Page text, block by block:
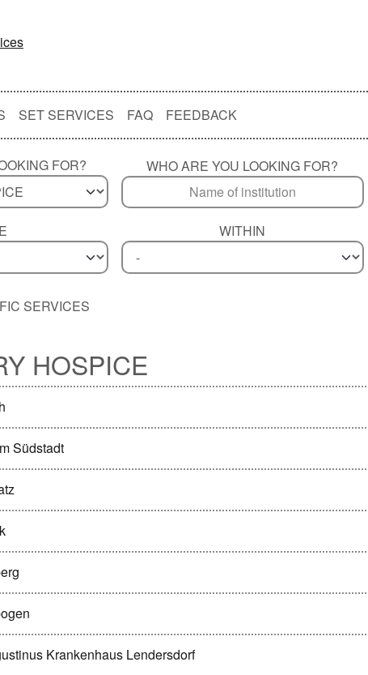
SET SERVICES FAQ FEEDBACK
FOR? WHO ARE YOU LOOKING FOR?
WITHIN
SERVICES
HOSPICE
Südstadt
Krankenhaus Lendersdorf